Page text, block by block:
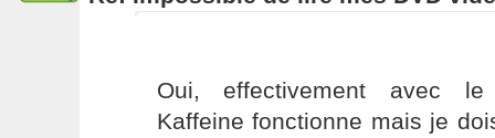
Oui, effectivement avec le
Kaffeine fonctionne mais je